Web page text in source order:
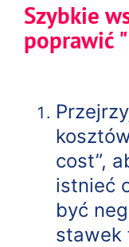
Szybkie
poprawić
cost”,
istnieć
być
stawek